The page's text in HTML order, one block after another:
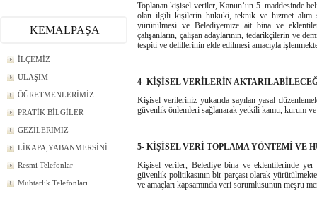
KEMALPAŞA
İLÇEMİZ
ULAŞIM
ÖĞRETMENLERİMİZ
PRATİK BİLGİLER
GEZİLERİMİZ
LİKAPA,YABANMERSİNİ
Resmi Telefonlar
Muhtarlık Telefonları
Toplanan kişisel veriler, Kanun’un 5. maddesinde
olan ilgili kişilerin hukuki, teknik ve hizmet alım
yürütülmesi ve Belediyemize ait bina ve
çalışanların, çalışan adaylarının, tedarikçilerin ve
tespiti ve delillerinin elde edilmesi amacıyla
4- KİŞİSEL VERİLERİN
Kişisel verileriniz yukarıda sayılan yasal
güvenlik önlemleri sağlanarak yetkili kamu, kurum
5- KİŞİSEL VERİ TOPLAMA YÖNTEMİ VE
Kişisel veriler, Belediye bina ve eklentilerinde yer
güvenlik politikasının bir parçası olarak
ve amaçları kapsamında veri sorumlusunun meşru